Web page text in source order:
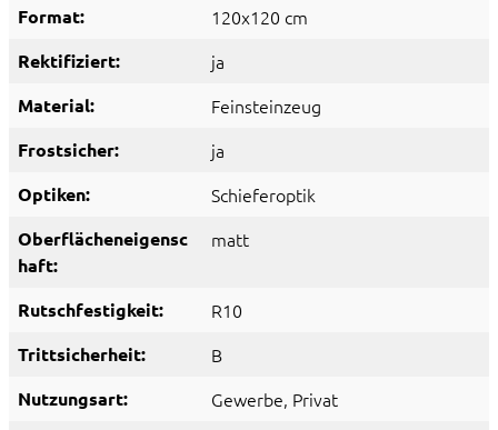
Format: 120x120 cm
Rektifiziert: ja
Material: Feinsteinzeug
Frostsicher: ja
Optiken: Schieferoptik
Oberflächeneigensc
haft:
matt
Rutschfestigkeit: R10
Trittsicherheit: B
Nutzungsart: Gewerbe, Privat